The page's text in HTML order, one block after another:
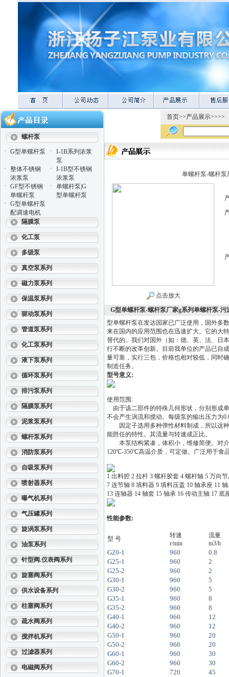
螺杆泵
·
G型单螺杆泵 ·
I-1B系列浓浆
泵
·
整体不锈钢
浓浆泵
·
I-1B型不锈钢
浓浆泵
·
GF型不锈钢
单螺杆泵
·
单螺杆泵|G
型单螺杆泵
·
G型单螺杆泵
配调速电机
隔膜泵
化工泵
多级泵
真空泵系列
磁力泵系列
保温泵系列
驱动泵系列
管道泵系列
化工泵系列
液下泵系列
循环泵系列
排污泵系列
隔膜泵系列
泥浆泵系列
螺杆泵系列
消防泵系列
自吸泵系列
喷射器系列
曝气机系列
气压罐系列
旋涡泵系列
油泵系列
针型阀.仪表阀系列
旋塞阀系列
供水设备系列
柱塞阀系列
疏水阀系列
搅拌机系列
过滤器系列
电磁阀系列
首页>>产品展示>>>>
单螺杆泵-螺杆泵
点击放大
G型单螺杆泵-螺杆泵厂家g系列单螺杆泵-
型单螺杆泵在发达国家已广泛使用，国外多
来在国内的应用范围也在迅速扩大。它的大
替代的。我们对国外（如：德、英、法、日
行不断的改革创新。目前我单位的产品已自
量可靠，实行三包，价格也相对较低，同时
制造任务。
型号意义:
使用范围:
由于该二部件的特殊几何形状，分别形成
不会产生涡流和搅动。每级泵的输出压力为
因定子选用多种弹性材料制成，所以这种
能胜任的特性。其流量与转速成正比。
本泵结构紧凑，体积小，维修简便。对介
120℃-350℃高温介质，可定做。广泛用于食
1 出料腔 2 拉杆 3 螺杆胶套 4 螺杆轴 5 万向
7 连节轴 8 填料器 9 填料压盖 10 轴承座 11
13 连轴器 14 轴套 15 轴承 16 传动主轴 17 底
性能参数:
型 号
转速
r/min
流量
m3/h
G20-1 960
0.8
G25-1
960
2
G25-2
960
2
G30-1
960
5
G30-2
960
5
G35-1
960
8
G35-2
960
8
G40-1
960
12
G40-2
960
12
G50-1
960
20
G50-2
960
20
G60-1
960
30
G60-2
960
30
G70-1
720
45